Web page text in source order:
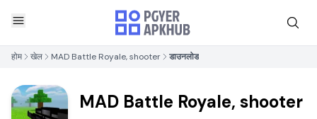
होम खेल MAD Battle Royale, shooter डाउनलोड
MAD Battle Royale, shooter